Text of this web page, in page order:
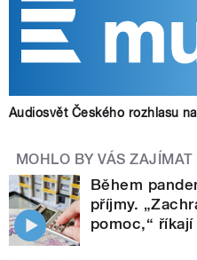
Audiosvět Českého rozhlasu
MOHLO BY VÁS ZAJÍMAT
Během
příjmy.
pomoc,“ říkají